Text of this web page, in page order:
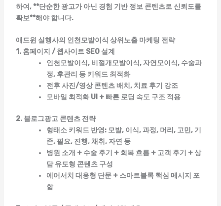
하여, **단순한 광고가 아닌 경험 기반 정보 콘텐츠로 신뢰도를
확보**해야 합니다.
애드윈 실행사의 인천모발이식 상위노출 마케팅 전략
1. 홈페이지 / 웹사이트 SEO 설계
인천모발이식, 비절개모발이식, 자연모이식, 수술과
정, 후관리 등 키워드 최적화
전후 사진/영상 콘텐츠 배치, 치료 후기 강조
모바일 최적화 UI + 빠른 로딩 속도 구조 적용
2. 블로그광고 콘텐츠 전략
형태소 키워드 반영: 모발, 이식, 과정, 머리, 고민, 기
존, 필요, 진행, 채취, 자연 등
병원 소개 + 수술 후기 + 회복 흐름 + 고객 후기 + 상
담 유도형 콘텐츠 구성
에어서치 대응형 단문 + 스마트블록 핵심 메시지 포
함